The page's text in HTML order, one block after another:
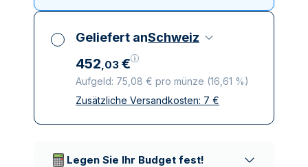
Geliefert anSchweiz
452,03 €
Aufgeld: 75,08 € pro münze (16,61 %)
Alle Steuern inbegriffen
Zusätzliche Versandkosten: 7 €
Legen Sie Ihr Budget fest!